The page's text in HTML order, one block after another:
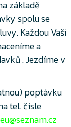
základě
spolu se
Každou Vaši
a
. Jezdíme v
poptávku
tel. čísle